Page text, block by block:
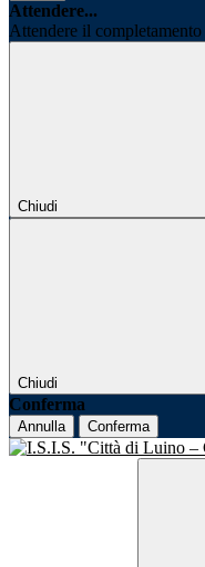
Attendere...
Attendere il
Chiudi
Chiudi
Conferma
Annulla Conferma